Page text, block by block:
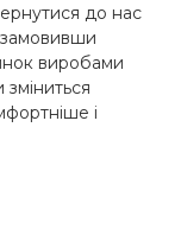
до нас
виробами
зміниться
і